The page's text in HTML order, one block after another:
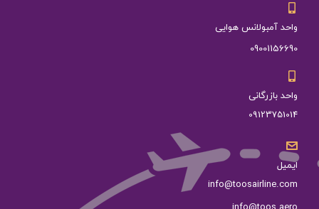
واحد آمبولانس هوایی
09001156690
واحد بازرگانی
09123751014
ایمیل
info@toosairline.com